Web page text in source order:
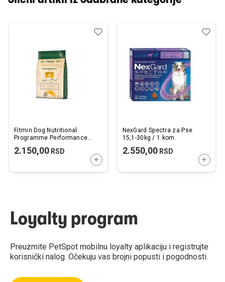
Fitmin Dog Nutritional
Programme Performance
Govedinom 2,5kg
2.150,00 RSD
DODAJTE U KORPU
Dodaj
Uporedi
NexGard Spectra za Pse
15,1-30kg / 1 kom.
2.550,00RSD
Loyalty program
Preuzmite PetSpot mobilnu loyalty aplikaciju i registrujte
korisnički nalog. Očekuju vas brojni popusti i pogodnosti.